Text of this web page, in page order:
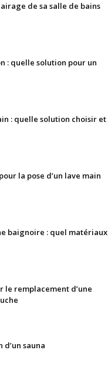
de sa salle de bains
: quelle solution pour un
: quelle solution choisir et
la pose d’un lave main
baignoire : quel matériaux
le remplacement d’une
sauna